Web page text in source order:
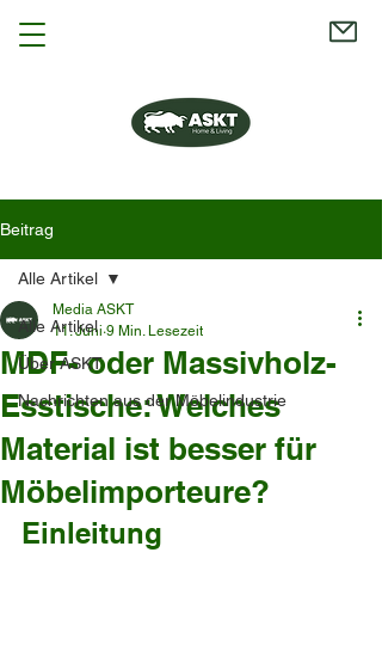
Beitrag
Alle Artikel
Über ASKT
Nachrichten aus der Möbelindustrie
Alle Artikel
MDF- oder Massivholz-
Esstische: Welches
Material ist besser für
Möbelimporteure?
Media ASKT
11. Juni 9 Min. Lesezeit
Einleitung